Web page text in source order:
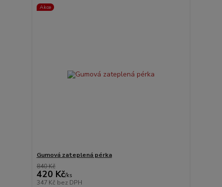
Akce
Gumová zateplená pérka
840 Kč
420 Kč/ks
347 Kč bez DPH